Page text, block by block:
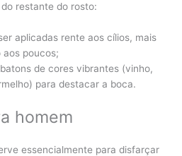
restante do rosto:
aplicadas rente aos cílios, mais
poucos;
de cores vibrantes (vinho,
para destacar a boca.
homem
essencialmente para disfarçar